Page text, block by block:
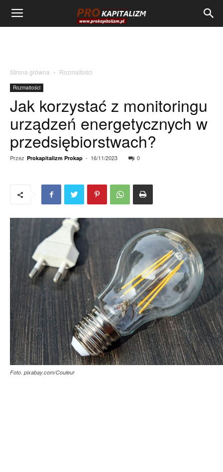
Strona główna Rozmaitości
Rozmaitości
Jak korzystać z monitoringu
urządzeń energetycznych w
przedsiębiorstwach?
Przez Prokapitalizm Prokap - 16/11/2023 0
Foto. pixabay.com/Couleur